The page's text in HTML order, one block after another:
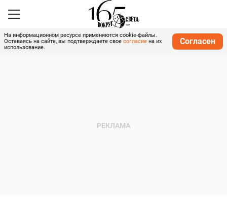
На информационном ресурсе применяются cookie-файлы.
Оставаясь на сайте, вы подтверждаете свое согласие на их
использование.
Согласен